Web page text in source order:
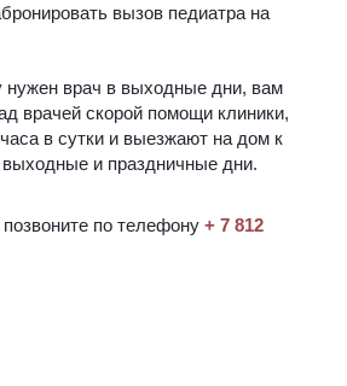
вызов педиатра на
врач в выходные дни, вам
врачей скорой помощи клиники,
в сутки и выезжают на дом к
и праздничные дни.
по телефону + 7 812